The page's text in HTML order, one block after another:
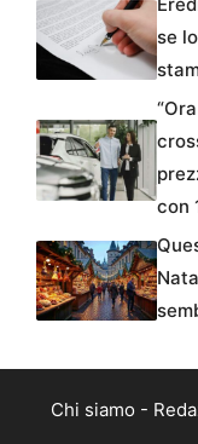
se
con
Chi siamo -